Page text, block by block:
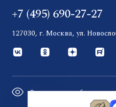
+7 (495) 690-27-27
127030, г. Москва, ул.
Версия для слабовидящих